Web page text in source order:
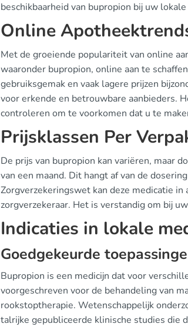
beschikbaarheid van bupropion bij uw
Online
Met de groeiende populariteit van online
waaronder bupropion, online aan te
gebruiksgemak en vaak lagere prijzen
voor erkende en betrouwbare aanbieders.
controleren om te voorkomen dat u te
Prijsklassen Per
De prijs van bupropion kan variëren, maar
van een maand. Dit hangt af van de
Zorgverzekeringswet kan deze medicatie
zorgverzekeraar. Het is verstandig om bij
Indicaties in lokale
Goedgekeurde
Bupropion is een medicijn dat voor
voorgeschreven voor de behandeling van
rookstoptherapie. Wetenschappelijk
talrijke gepubliceerde klinische studies die